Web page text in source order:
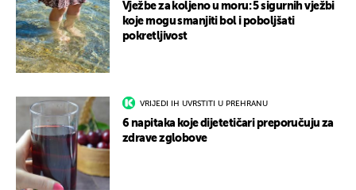
Vježbe za koljeno u moru: 5 sigurnih vježbi
koje mogu smanjiti bol i poboljšati
pokretljivost
VRIJEDI IH UVRSTITI U PREHRANU
6 napitaka koje dijetetičari preporučuju za
zdrave zglobove